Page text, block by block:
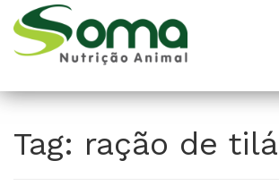
Tag: ração de